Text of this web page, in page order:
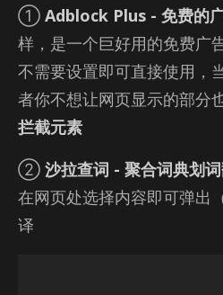
① Adblock Plus - 免费的
样，是一个巨好用的免费广
不需要设置即可直接使用，
者你不想让网页显示的部分
拦截元素
② 沙拉查词 - 聚合词典划词
在网页处选择内容即可弹出
译